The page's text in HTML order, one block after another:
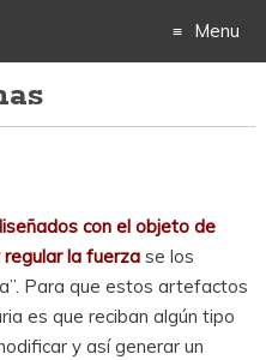
Menu
con el objeto de
regular la fuerzase los
Para que estos artefactos
es que reciban algún tipo
y así generar un